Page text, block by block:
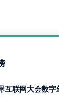
互联网大会数字